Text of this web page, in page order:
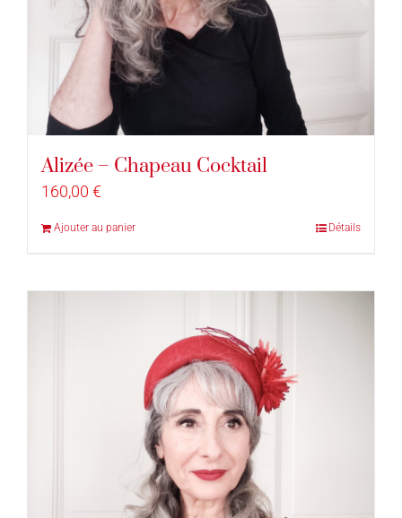
Alizée – Chapeau Cocktail
160,00 €
Ajouter au panier Détails